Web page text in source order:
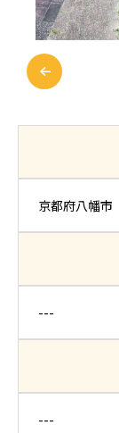
京都府八幡市
---
---